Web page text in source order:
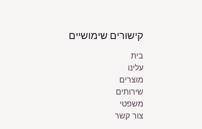
קישורים שימושיים
בית
עלינו
מוצרים
שירותים
משפטי
צור קשר